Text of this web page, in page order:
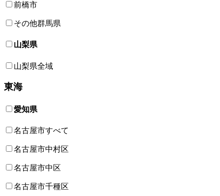
前橋市
その他群馬県
山梨県
山梨県全域
東海
愛知県
名古屋市すべて
名古屋市中村区
名古屋市中区
名古屋市千種区